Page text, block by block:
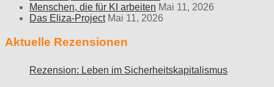
Menschen, die für KI arbeiten Mai 11, 2026
Das Eliza-Project Mai 11, 2026
Aktuelle Rezensionen
Rezension: Leben im Sicherheitskapitalismus